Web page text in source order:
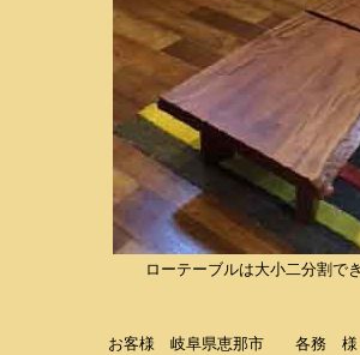
ローテーブルは大小二分割で
お客様 岐阜県恵那市 各務 様